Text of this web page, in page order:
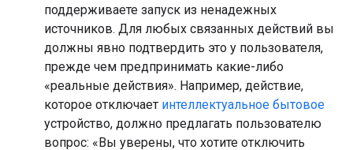
поддерживаете запуск из ненадежных
источников. Для любых связанных действий вы
должны явно подтвердить это у пользователя,
прежде чем предпринимать какие-либо
«реальные действия». Например, действие,
которое отключает интеллектуальное бытовое
устройство, должно предлагать пользователю
вопрос: «Вы уверены, что хотите отключить